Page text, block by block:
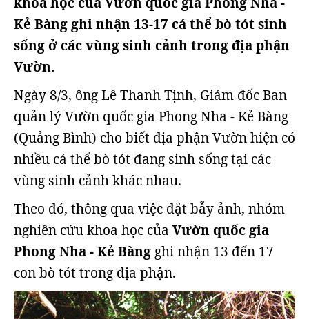
Kẻ Bàng ghi nhận 13-17 cá thể bò tót sinh
sống ở các vùng sinh cảnh trong địa phận
Vườn.
Ngày 8/3, ông Lê Thanh Tịnh, Giám đốc Ban
quản lý Vườn quốc gia Phong Nha - Kẻ Bàng
(Quảng Bình) cho biết địa phận Vườn hiện có
nhiều cá thể bò tót đang sinh sống tại các
vùng sinh cảnh khác nhau.
Theo đó, thông qua việc đặt bẫy ảnh, nhóm
nghiên cứu khoa học của Vườn quốc gia
Phong Nha - Kẻ Bàng ghi nhận 13 đến 17
con bò tót trong địa phận.